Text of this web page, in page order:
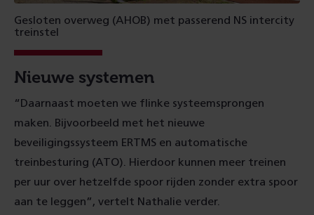
Gesloten overweg (AHOB) met passerend NS intercity
treinstel
Nieuwe systemen
“Daarnaast moeten we flinke systeemsprongen
maken. Bijvoorbeeld met het nieuwe
beveiligingssysteem ERTMS en automatische
treinbesturing (ATO). Hierdoor kunnen meer treinen
per uur over hetzelfde spoor rijden zonder extra spoor
aan te leggen”, vertelt Nathalie verder.